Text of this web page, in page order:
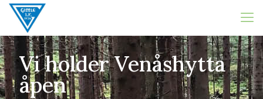
Vi holder Venåshytta
åpen